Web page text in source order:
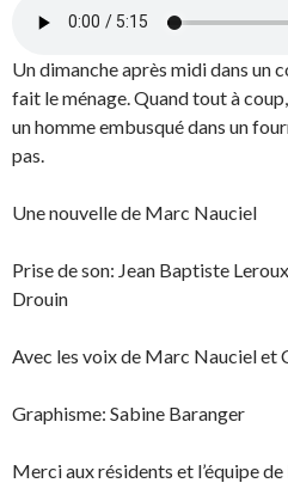
Un dimanche après midi dans un
fait le ménage. Quand tout à
un homme embusqué dans un
pas.
Une nouvelle de Marc Nauciel
Prise de son: Jean Baptiste
Drouin
Avec les voix de Marc Nauciel et
Graphisme: Sabine Baranger
Merci aux résidents et l’équipe